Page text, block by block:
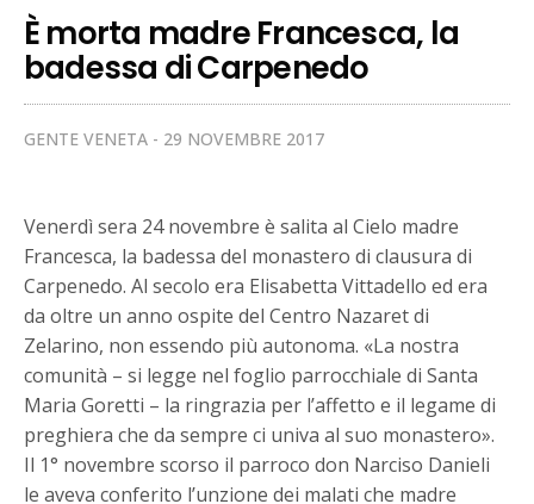
È morta madre Francesca, la
badessa di Carpenedo
GENTE VENETA 29 NOVEMBRE 2017
Venerdì sera 24 novembre è salita al Cielo madre
Francesca, la badessa del monastero di clausura di
Carpenedo. Al secolo era Elisabetta Vittadello ed era
da oltre un anno ospite del Centro Nazaret di
Zelarino, non essendo più autonoma. «La nostra
comunità – si legge nel foglio parrocchiale di Santa
Maria Goretti – la ringrazia per l’affetto e il legame di
preghiera che da sempre ci univa al suo monastero».
Il 1° novembre scorso il parroco don Narciso Danieli
le aveva conferito l’unzione dei malati che madre